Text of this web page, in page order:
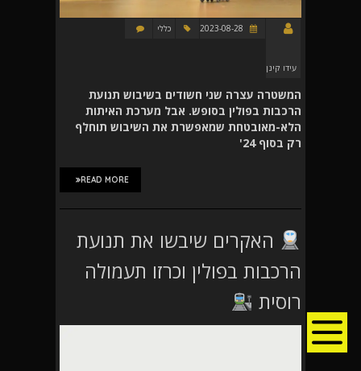
עידו קינן
כללי
המשטרה עצרה שני חשודים בשיבוש תנועת
הרכבות בפולין בסופש. אבל מערכת האיתות
הלא-מאובטחת שמאפשרת את השיבוש תוחלף
רק בסוף 24'
READ MORE
האקרים שיבשו את תנועת
הרכבות בפולין וכרזו תעמולה
רוסית